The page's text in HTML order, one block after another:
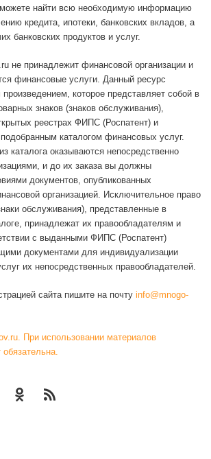
найти всю необходимую информацию
кредита, ипотеки, банковских вкладов, а
банковских продуктов и услуг.
не принадлежит финансовой организации и
финансовые услуги. Данный ресурс
которое представляет собой в
знаков (знаков обслуживания),
реестрах ФИПС (Роспатент) и
каталогом финансовых услуг.
каталога оказываются непосредственно
и до их заказа вы должны
документов, опубликованных
организацией. Исключительное право
обслуживания), представленные в
принадлежат их правообладателям и
с выданными ФИПС (Роспатент)
документами для индивидуализации
их непосредственных правообладателей.
сайта пишите на почту info@mnogo-
При использовании материалов
обязательна.